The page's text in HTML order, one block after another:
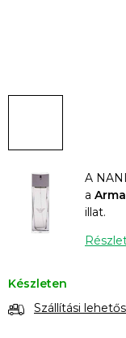
A
a
illat.
Készleten
Szállítási